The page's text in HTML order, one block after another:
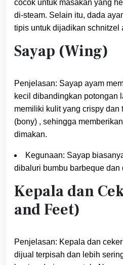
cocok untuk masakan yang
di-steam. Selain itu, dada
tipis untuk dijadikan schnitzel
Sayap (Wing)
Penjelasan: Sayap ayam
kecil dibandingkan potongan
memiliki kulit yang crispy
(bony) , sehingga
dimakan.
Kegunaan: Sayap
dibaluri bumbu barbeque dan
Kepala dan
and Feet)
Penjelasan: Kepala dan
dijual terpisah dan lebih